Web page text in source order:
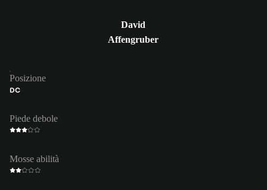
David
Affengruber
Posizione
DC
Piede debole
Mosse abilità